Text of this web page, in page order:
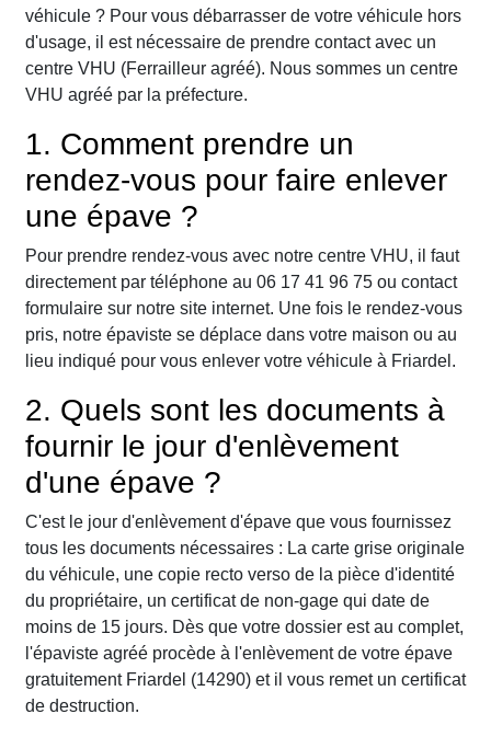
véhicule ? Pour vous débarrasser de votre véhicule hors
d'usage, il est nécessaire de prendre contact avec un
centre VHU (Ferrailleur agréé). Nous sommes un centre
VHU agréé par la préfecture.
1. Comment prendre un
rendez-vous pour faire enlever
une épave ?
Pour prendre rendez-vous avec notre centre VHU, il faut
directement par téléphone au 06 17 41 96 75 ou contact
formulaire sur notre site internet. Une fois le rendez-vous
pris, notre épaviste se déplace dans votre maison ou au
lieu indiqué pour vous enlever votre véhicule à Friardel.
2. Quels sont les documents à
fournir le jour d'enlèvement
d'une épave ?
C'est le jour d'enlèvement d'épave que vous fournissez
tous les documents nécessaires : La carte grise originale
du véhicule, une copie recto verso de la pièce d'identité
du propriétaire, un certificat de non-gage qui date de
moins de 15 jours. Dès que votre dossier est au complet,
l'épaviste agréé procède à l'enlèvement de votre épave
gratuitement Friardel (14290) et il vous remet un certificat
de destruction.